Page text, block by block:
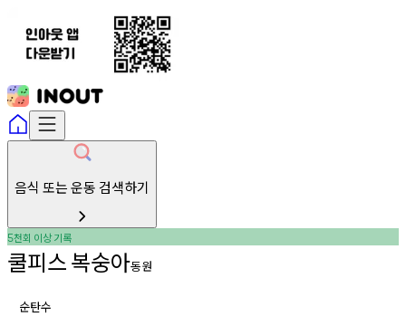
음식 또는 운동 검색하기
5천회 이상기록
쿨피스복숭아동원
순탄수